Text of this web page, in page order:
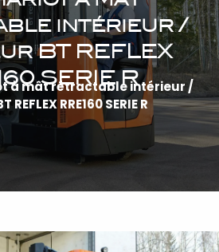
intérieur /
BT REFLEX
SERIE R
à mât rétractable intérieur /
RRE160 SERIE R